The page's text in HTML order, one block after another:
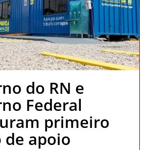
do RN e
Federal
primeiro
apoio